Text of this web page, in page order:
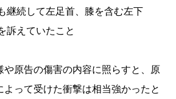
継続して左足首、膝を含む左下
訴えていたこと
や原告の傷害の内容に照らすと、原
よって受けた衝撃は相当強かったと